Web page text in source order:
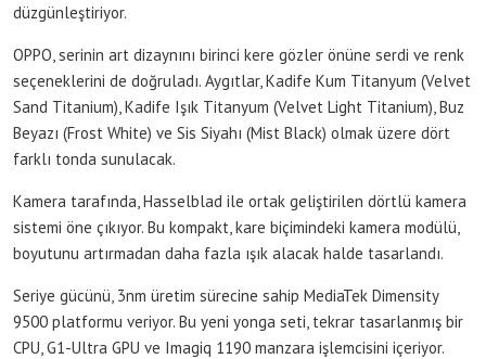
düzgünleştiriyor.
OPPO, serinin art dizaynını birinci kere gözler önüne serdi ve renk
seçeneklerini de doğruladı. Aygıtlar, Kadife Kum Titanyum (Velvet
Sand Titanium), Kadife Işık Titanyum (Velvet Light Titanium), Buz
Beyazı (Frost White) ve Sis Siyahı (Mist Black) olmak üzere dört
farklı tonda sunulacak.
Kamera tarafında, Hasselblad ile ortak geliştirilen dörtlü kamera
sistemi öne çıkıyor. Bu kompakt, kare biçimindeki kamera modülü,
boyutunu artırmadan daha fazla ışık alacak halde tasarlandı.
Seriye gücünü, 3nm üretim sürecine sahip MediaTek Dimensity
9500 platformu veriyor. Bu yeni yonga seti, tekrar tasarlanmış bir
CPU, G1-Ultra GPU ve Imagiq 1190 manzara işlemcisini içeriyor.